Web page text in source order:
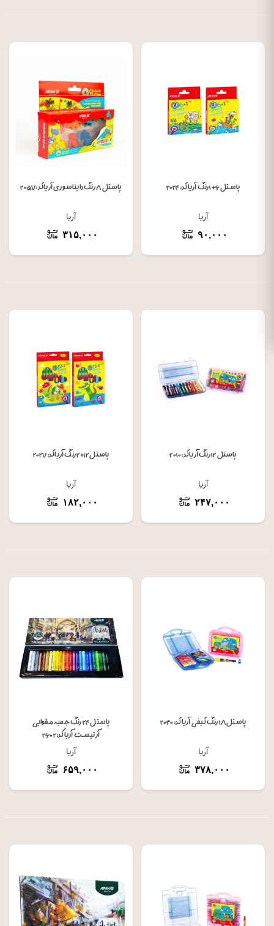
پاستل ۶+۱ رنگ آریا کد: ۲۰۲۴
آریا
۹۰,۰۰۰
پاستل ۸ رنگ دایناسوری آریا کد: ۲۰۵۷
آریا
۳۱۵,۰۰۰
پاستل ۱۲ رنگ آریا کد: ۲۰۱۰
آریا
۲۴۷,۰۰۰
پاستل ۱۲+۲ رنگ آریا کد: ۲۰۲۷
آریا
۱۸۲,۰۰۰
پاستل ۱۸ رنگ کیفی آریا کد: ۲۰۳۰
آریا
۳۷۸,۰۰۰
پاستل ۲۴ رنگ جعبه مقوایی
آرتیست آریا کد: ۲۶۰۲
آریا
۶۵۹,۰۰۰